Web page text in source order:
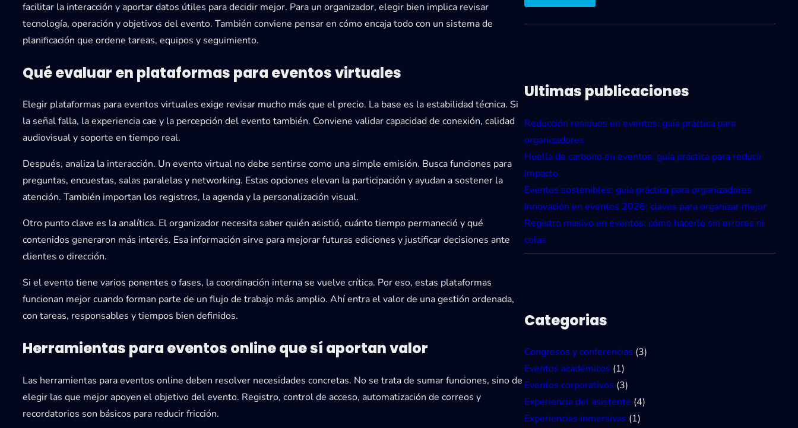
facilitar la interacción y aportar datos útiles para decidir mejor. Para un organizador, elegir bien implica revisar
tecnología, operación y objetivos del evento. También conviene pensar en cómo encaja todo con un sistema de
planificación que ordene tareas, equipos y seguimiento.
Qué evaluar en plataformas para eventos virtuales
Elegir plataformas para eventos virtuales exige revisar mucho más que el precio. La base es la estabilidad técnica. Si
la señal falla, la experiencia cae y la percepción del evento también. Conviene validar capacidad de conexión, calidad
audiovisual y soporte en tiempo real.
Después, analiza la interacción. Un evento virtual no debe sentirse como una simple emisión. Busca funciones para
preguntas, encuestas, salas paralelas y networking. Estas opciones elevan la participación y ayudan a sostener la
atención. También importan los registros, la agenda y la personalización visual.
Otro punto clave es la analítica. El organizador necesita saber quién asistió, cuánto tiempo permaneció y qué
contenidos generaron más interés. Esa información sirve para mejorar futuras ediciones y justificar decisiones ante
clientes o dirección.
Si el evento tiene varios ponentes o fases, la coordinación interna se vuelve crítica. Por eso, estas plataformas
funcionan mejor cuando forman parte de un flujo de trabajo más amplio. Ahí entra el valor de una gestión ordenada,
con tareas, responsables y tiempos bien definidos.
Herramientas para eventos online que sí aportan valor
Las herramientas para eventos online deben resolver necesidades concretas. No se trata de sumar funciones, sino de
elegir las que mejor apoyen el objetivo del evento. Registro, control de acceso, automatización de correos y
recordatorios son básicos para reducir fricción.
Ultimas publicaciones
Reducción residuos en eventos: guía práctica para
organizadores
Huella de carbono en eventos: guía práctica para reducir
impacto
Eventos sostenibles: guía práctica para organizadores
Innovación en eventos 2026: claves para organizar mejor
Registro masivo en eventos: cómo hacerlo sin errores ni
colas
Categorias
Congresos y conferencias (3)
Eventos académicos (1)
Eventos corporativos (3)
Experiencia del asistente (4)
Experiencias inmersivas (1)